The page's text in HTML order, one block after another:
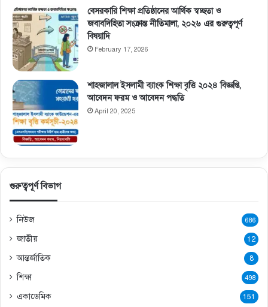
বেসরকারি শিক্ষা প্রতিষ্ঠানের আর্থিক স্বচ্ছতা ও
জবাবদিহিতা সংক্রান্ত নীতিমালা, ২০২৬ এর গুরুত্বপূর্ণ
বিষয়াদি
February 17, 2026
শাহজালাল ইসলামী ব্যাংক শিক্ষা বৃত্তি ২০২৪ বিজ্ঞপ্তি,
আবেদন ফরম ও আবেদন পদ্ধতি
April 20, 2025
গুরুত্বপূর্ণ বিভাগ
নিউজ 686
জাতীয় 12
আন্তর্জাতিক 8
শিক্ষা 498
একাডেমিক 151